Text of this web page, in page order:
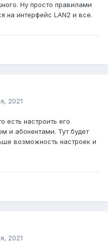
Ну просто правилами
на интерфейс LAN2 и все.
2021
есть настроить его
и абонентами. Тут будет
возможность настроек и
2021